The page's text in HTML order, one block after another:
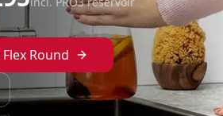
Flex Round